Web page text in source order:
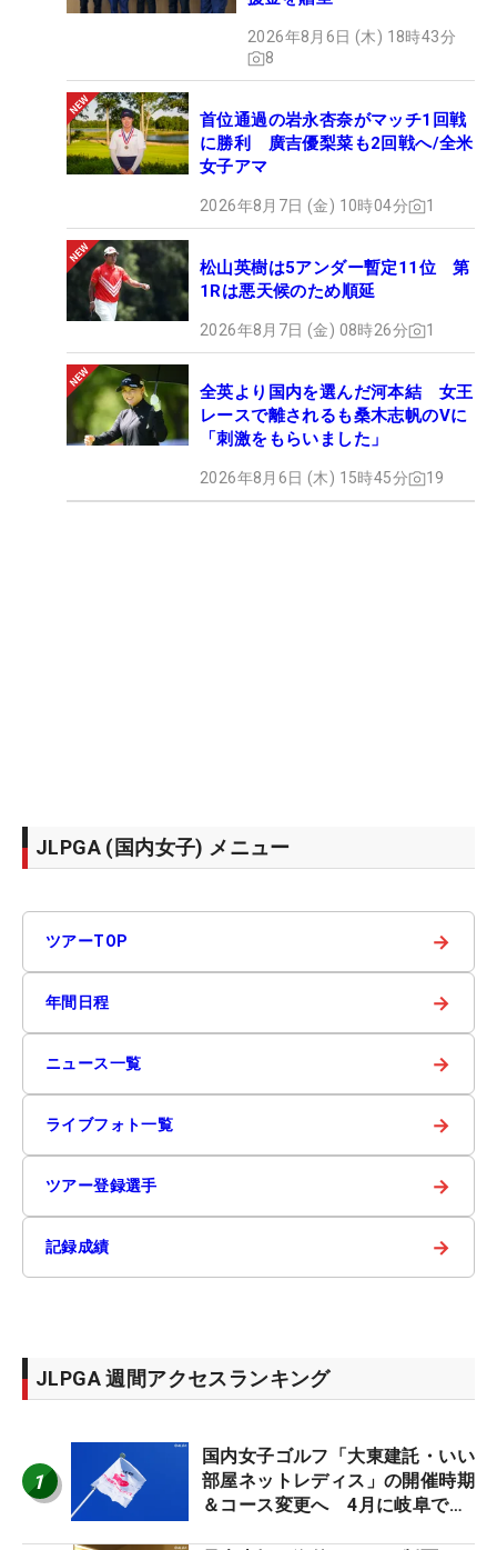
2026年8月6日 (木) 18時43分
8
首位通過の岩永杏奈がマッチ1回戦
に勝利 廣吉優梨菜も2回戦へ/全米
女子アマ
2026年8月7日 (金) 10時04分 1
松山英樹は5アンダー暫定11位 第
1Rは悪天候のため順延
2026年8月7日 (金) 08時26分 1
全英より国内を選んだ河本結 女王
レースで離されるも桑木志帆のVに
「刺激をもらいました」
2026年8月6日 (木) 15時45分 19
JLPGA (国内女子) メニュー
ツアーTOP →
年間日程 →
ニュース一覧 →
ライブフォト一覧 →
ツアー登録選手 →
記録成績 →
JLPGA 週間アクセスランキング
1
国内女子ゴルフ「大東建託・いい
部屋ネットレディス」の開催時期
＆コース変更へ 4月に岐阜で開